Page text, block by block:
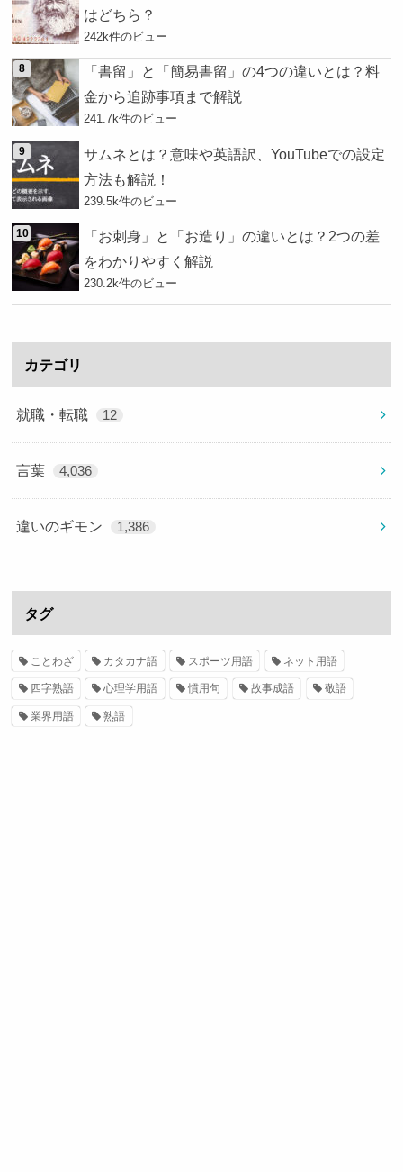
はどちら？
242k件のビュー
「書留」と「簡易書留」の4つの違いとは？料
金から追跡事項まで解説
241.7k件のビュー
サムネとは？意味や英語訳、YouTubeでの設定
方法も解説！
239.5k件のビュー
「お刺身」と「お造り」の違いとは？2つの差
をわかりやすく解説
230.2k件のビュー
カテゴリ
就職・転職 12
言葉 4,036
違いのギモン 1,386
タグ
ことわざ カタカナ語 スポーツ用語 ネット用語
四字熟語 心理学用語 慣用句 故事成語 敬語
業界用語 熟語